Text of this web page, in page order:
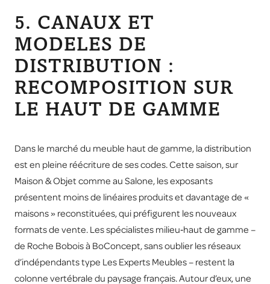
5. CANAUX ET
MODELES DE
DISTRIBUTION :
RECOMPOSITION SUR
LE HAUT DE GAMME
Dans le marché du meuble haut de gamme, la distribution
est en pleine réécriture de ses codes. Cette saison, sur
Maison & Objet comme au Salone, les exposants
présentent moins de linéaires produits et davantage de «
maisons » reconstituées, qui préfigurent les nouveaux
formats de vente. Les spécialistes milieu‑haut de gamme –
de Roche Bobois à BoConcept, sans oublier les réseaux
d’indépendants type Les Experts Meubles – restent la
colonne vertébrale du paysage français. Autour d’eux, une